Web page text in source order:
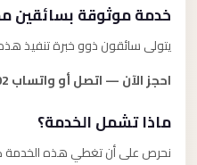
خدمة موثوقة بسائقين
يتولى سائقون ذوو خبرة تنفيذ هذه
احجز الآن — اتصل أو واتساب 01000948802.
ماذا تشمل الخدمة؟
نحرص على أن تغطي هذه الخدمة